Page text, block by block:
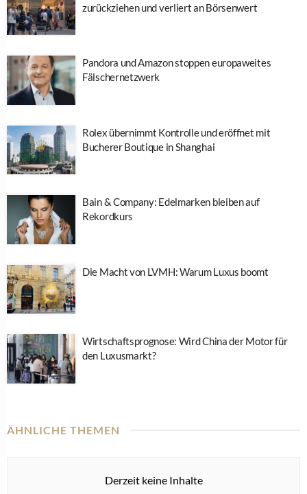
zurückziehen und verliert an Börsenwert
Pandora und Amazon stoppen europaweites
Fälschernetzwerk
Rolex übernimmt Kontrolle und eröffnet mit
Bucherer Boutique in Shanghai
Bain & Company: Edelmarken bleiben auf
Rekordkurs
Die Macht von LVMH: Warum Luxus boomt
Wirtschaftsprognose: Wird China der Motor für
den Luxusmarkt?
ÄHNLICHE THEMEN
Derzeit keine Inhalte